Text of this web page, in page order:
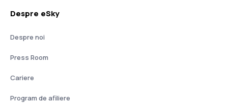
Despre eSky
Despre noi
Press Room
Cariere
Program de afiliere